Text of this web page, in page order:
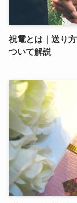
祝電とは｜送り
ついて解説